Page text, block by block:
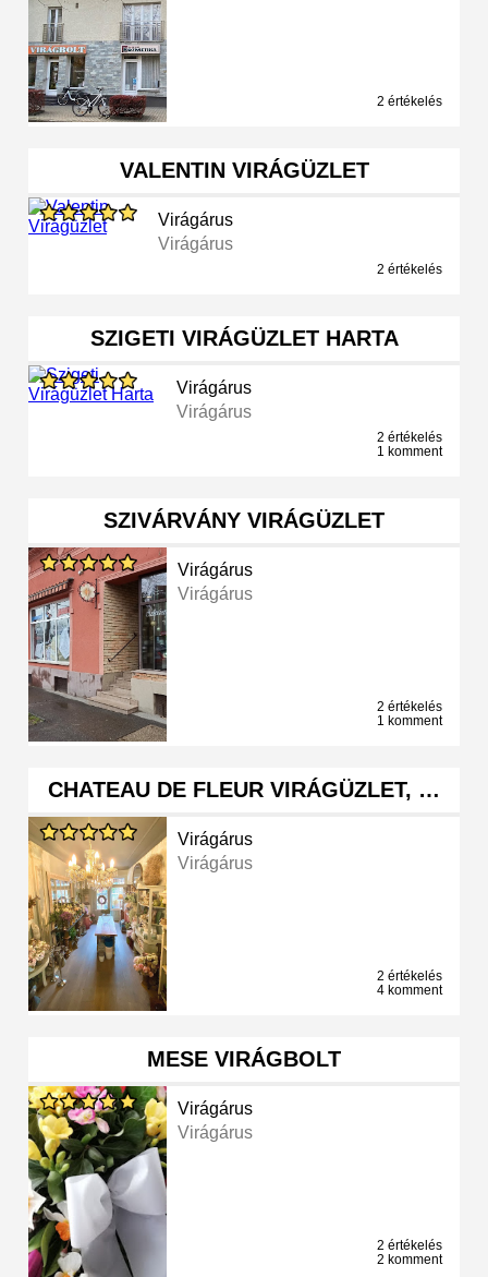
2 értékelés
VALENTIN VIRÁGÜZLET
Virágárus
Virágárus
2 értékelés
SZIGETI VIRÁGÜZLET HARTA
Virágárus
Virágárus
2 értékelés
1 komment
SZIVÁRVÁNY VIRÁGÜZLET
Virágárus
Virágárus
2 értékelés
1 komment
CHATEAU DE FLEUR VIRÁGÜZLET, …
Virágárus
Virágárus
2 értékelés
4 komment
MESE VIRÁGBOLT
Virágárus
Virágárus
2 értékelés
2 komment